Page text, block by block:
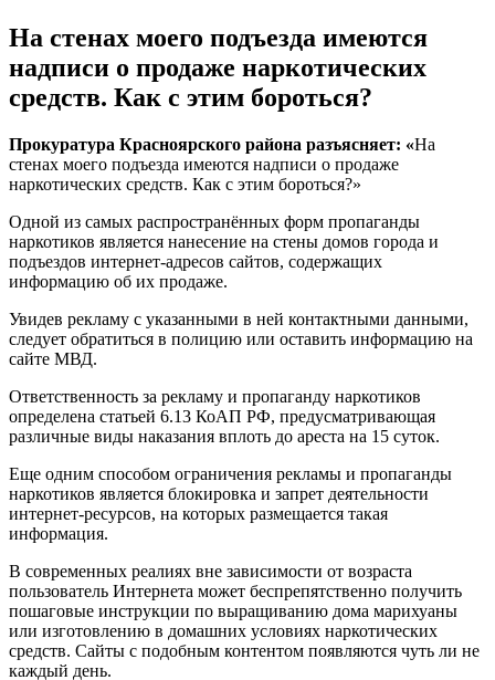
На стенах моего подъезда имеются
надписи о продаже наркотических
средств. Как с этим бороться?
Прокуратура Красноярского района разъясняет: «На
стенах моего подъезда имеются надписи о продаже
наркотических средств. Как с этим бороться?»
Одной из самых распространённых форм пропаганды
наркотиков является нанесение на стены домов города и
подъездов интернет-адресов сайтов, содержащих
информацию об их продаже.
Увидев рекламу с указанными в ней контактными данными,
следует обратиться в полицию или оставить информацию на
сайте МВД.
Ответственность за рекламу и пропаганду наркотиков
определена статьей 6.13 КоАП РФ, предусматривающая
различные виды наказания вплоть до ареста на 15 суток.
Еще одним способом ограничения рекламы и пропаганды
наркотиков является блокировка и запрет деятельности
интернет-ресурсов, на которых размещается такая
информация.
В современных реалиях вне зависимости от возраста
пользователь Интернета может беспрепятственно получить
пошаговые инструкции по выращиванию дома марихуаны
или изготовлению в домашних условиях наркотических
средств. Сайты с подобным контентом появляются чуть ли не
каждый день.